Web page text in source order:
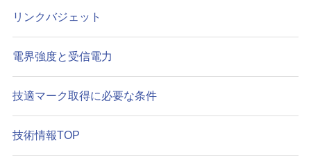
リンクバジェット
電界強度と受信電力
技適マーク取得に必要な条件
技術情報TOP